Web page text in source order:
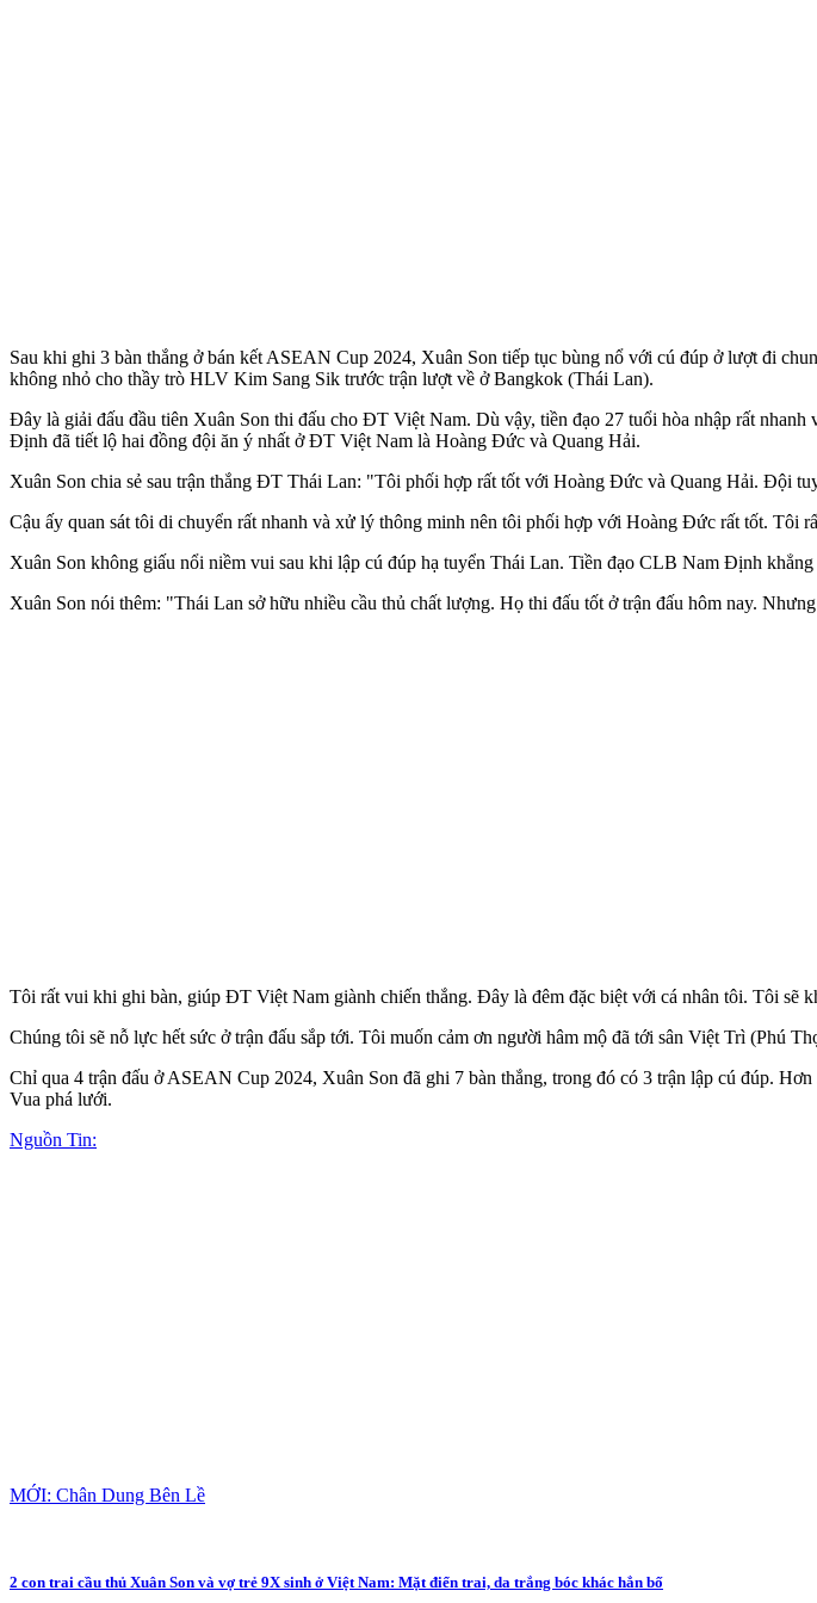
Sau khi ghi 3 bàn thắng ở bán kết ASEAN Cup 2024, Xuân Son tiếp tục bùng nổ với cú đúp ở lượt đi
không nhỏ cho thầy trò HLV Kim Sang Sik trước trận lượt về ở Bangkok (Thái Lan).
Đây là giải đấu đầu tiên Xuân Son thi đấu cho ĐT Việt Nam. Dù vậy, tiền đạo 27 tuổi hòa nhập rất
Định đã tiết lộ hai đồng đội ăn ý nhất ở ĐT Việt Nam là Hoàng Đức và Quang Hải.
Xuân Son chia sẻ sau trận thắng ĐT Thái Lan: "Tôi phối hợp rất tốt với Hoàng Đức và Quang Hải. Đội
Cậu ấy quan sát tôi di chuyển rất nhanh và xử lý thông minh nên tôi phối hợp với Hoàng Đức rất tốt.
Xuân Son không giấu nổi niềm vui sau khi lập cú đúp hạ tuyển Thái Lan. Tiền đạo CLB Nam Định
Xuân Son nói thêm: "Thái Lan sở hữu nhiều cầu thủ chất lượng. Họ thi đấu tốt ở trận đấu hôm nay.
Tôi rất vui khi ghi bàn, giúp ĐT Việt Nam giành chiến thắng. Đây là đêm đặc biệt với cá nhân tôi. Tôi sẽ
Chúng tôi sẽ nỗ lực hết sức ở trận đấu sắp tới. Tôi muốn cảm ơn người hâm mộ đã tới sân Việt Trì (Phú
Chỉ qua 4 trận đấu ở ASEAN Cup 2024, Xuân Son đã ghi 7 bàn thắng, trong đó có 3 trận lập cú đúp.
Vua phá lưới.
Nguồn Tin:
MỚI: Chân Dung Bên Lề
2 con trai cầu thủ Xuân Son và vợ trẻ 9X sinh ở Việt Nam: Mặt điển trai, da trắng bóc khác hẳn bố